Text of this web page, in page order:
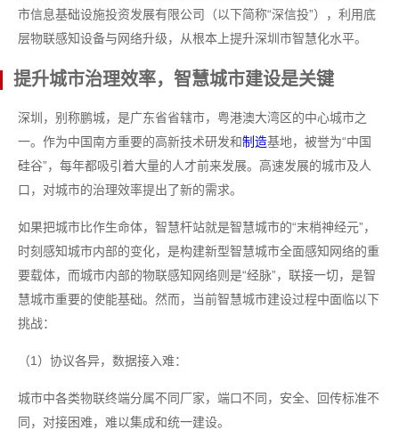
市信息基础设施投资发展有限公司（以下简称“深信投”），利用底
层物联感知设备与网络升级，从根本上提升深圳市智慧化水平。
提升城市治理效率，智慧城市建设是关键
深圳，别称鹏城，是广东省省辖市，粤港澳大湾区的中心城市之
一。作为中国南方重要的高新技术研发和制造基地，被誉为“中国
硅谷”，每年都吸引着大量的人才前来发展。高速发展的城市及人
口，对城市的治理效率提出了新的需求。
如果把城市比作生命体，智慧杆站就是智慧城市的“末梢神经元”，
时刻感知城市内部的变化，是构建新型智慧城市全面感知网络的重
要载体，而城市内部的物联感知网络则是“经脉”，联接一切，是智
慧城市重要的使能基础。然而，当前智慧城市建设过程中面临以下
挑战：
（1）协议各异，数据接入难：
城市中各类物联终端分属不同厂家，端口不同，安全、回传标准不
同，对接困难，难以集成和统一建设。